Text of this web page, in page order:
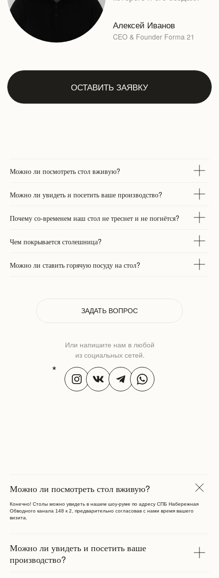
Можно ли посмотреть стол вживую?
Можно ли увидеть и посетить ваше производство?
Почему со-временем наш стол не треснет и не погнётся?
Чем покрывается столешница?
Можно ли ставить горячую посуду на стол?
Или напишите нам в любой
из социальных сетей.
ЗАДАТЬ ВОПРОС
*
Можно ли посмотреть стол вживую?
Конечно! Столы можно увидеть в нашем шоу-руме по адресу СПБ Набережная
Обводного канала 148 к 2, предварительно согласовав с нами время вашего
визита.
Можно ли увидеть и посетить ваше
производство?